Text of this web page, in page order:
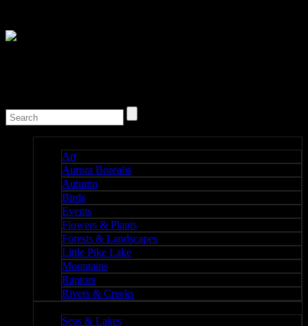
Art
Aurora Borealis
Autumn
Birds
Events
Flowers & Plants
Forests & Landscapes
Little Pike Lake
Mountains
Raptors
Rivers & Creeks
Seas & Lakes